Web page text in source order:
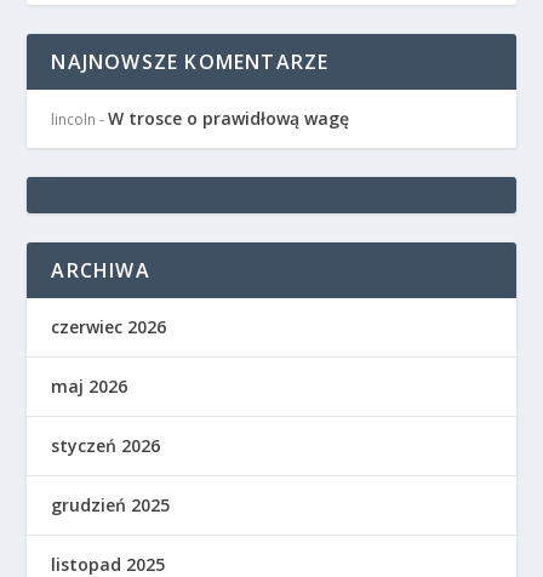
NAJNOWSZE KOMENTARZE
lincoln -W trosce o prawidłową wagę
ARCHIWA
czerwiec 2026
maj 2026
styczeń 2026
grudzień 2025
listopad 2025